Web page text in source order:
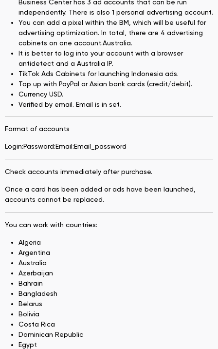
Business Center has 3 ad accounts that can be run
independently. There is also 1 personal advertising account.
You can add a pixel within the BM, which will be useful for
advertising optimization. In total, there are 4 advertising
cabinets on one account.Australia.
It is better to log into your account with a browser
antidetect and a Australia IP.
TikTok Ads Cabinets for launching Indonesia ads.
Top up with PayPal or Asian bank cards (credit/debit).
Currency USD.
Verified by email. Email is in set.
Format of accounts
Login:Password:Email:Email_password
Check accounts immediately after purchase.
Once a card has been added or ads have been launched,
accounts cannot be replaced.
You can work with countries:
Algeria
Argentina
Australia
Azerbaijan
Bahrain
Bangladesh
Belarus
Bolivia
Costa Rica
Dominican Republic
Egypt